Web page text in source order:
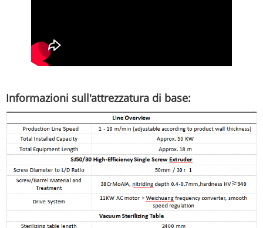
Informazioni sull'attrezzatura di base: